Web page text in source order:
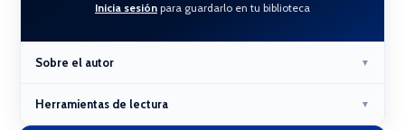
Inicia sesión para guardarlo en tu biblioteca
Sobre el autor ▼
Herramientas de lectura ▼